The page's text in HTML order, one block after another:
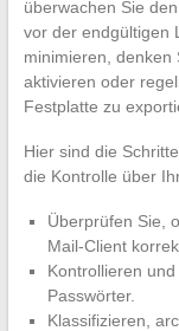
überwachen Sie den
vor der endgültigen
minimieren, denken
aktivieren oder
Festplatte zu
Hier sind die
die Kontrolle über
Überprüfen Sie,
Mail-Client
Kontrollieren
Passwörter.
Klassifizieren,